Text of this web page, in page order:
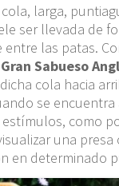
larga,
ser llevada de
entre las patas.
Gran Sabueso
cola hacia
se
como
una presa
en determinado